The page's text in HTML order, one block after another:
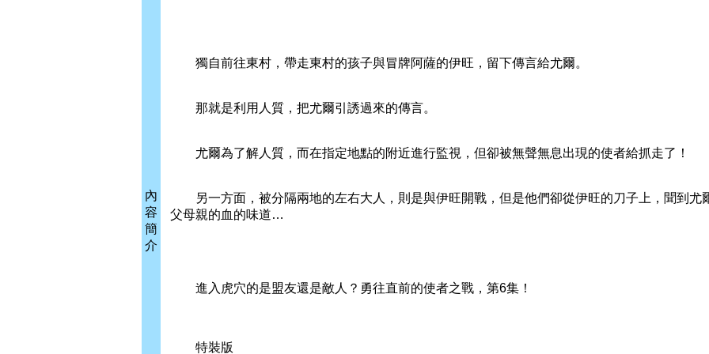
內
容
簡
介
獨自前往東村，帶走東村的孩子與冒牌阿薩的伊旺，留下傳言給尤爾。
那就是利用人質，把尤爾引誘過來的傳言。
尤爾為了解人質，而在指定地點的附近進行監視，但卻被無聲無息出現的使者給抓走了！
另一方面，被分隔兩地的左右大人，則是與伊旺開戰，但是他們卻從伊旺的刀子上，聞到尤
父母親的血的味道…
進入虎穴的是盟友還是敵人？勇往直前的使者之戰，第6集！
特裝版